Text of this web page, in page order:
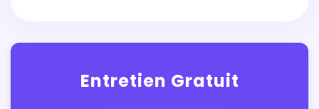
Entretien Gratuit